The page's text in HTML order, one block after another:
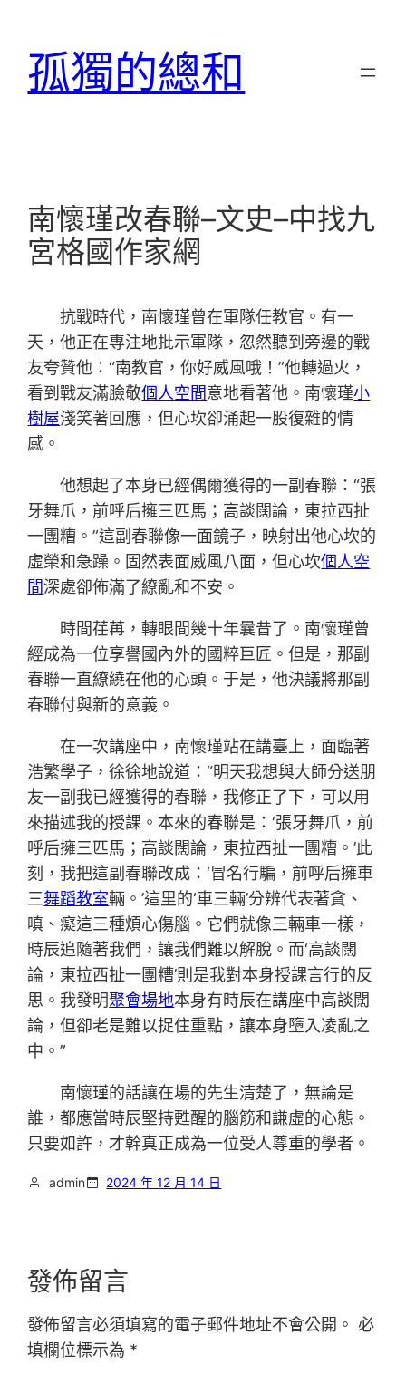
孤獨的總和
南懷瑾改春聯–文史–中找九
宮格國作家網
抗戰時代，南懷瑾曾在軍隊任教官。有一
天，他正在專注地批示軍隊，忽然聽到旁邊的戰
友夸贊他：“南教官，你好威風哦！”他轉過火，
看到戰友滿臉敬個人空間意地看著他。南懷瑾小
樹屋淺笑著回應，但心坎卻涌起一股復雜的情
感。
他想起了本身已經偶爾獲得的一副春聯：“張
牙舞爪，前呼后擁三匹馬；高談闊論，東拉西扯
一團糟。”這副春聯像一面鏡子，映射出他心坎的
虛榮和急躁。固然表面威風八面，但心坎個人空
間深處卻佈滿了繚亂和不安。
時間荏苒，轉眼間幾十年曩昔了。南懷瑾曾
經成為一位享譽國內外的國粹巨匠。但是，那副
春聯一直繚繞在他的心頭。于是，他決議將那副
春聯付與新的意義。
在一次講座中，南懷瑾站在講臺上，面臨著
浩繁學子，徐徐地說道：“明天我想與大師分送朋
友一副我已經獲得的春聯，我修正了下，可以用
來描述我的授課。本來的春聯是：‘張牙舞爪，前
呼后擁三匹馬；高談闊論，東拉西扯一團糟。’此
刻，我把這副春聯改成：‘冒名行騙，前呼后擁車
三舞蹈教室輛。’這里的‘車三輛’分辨代表著貪、
嗔、癡這三種煩心傷腦。它們就像三輛車一樣，
時辰追隨著我們，讓我們難以解脫。而‘高談闊
論，東拉西扯一團糟’則是我對本身授課言行的反
思。我發明聚會場地本身有時辰在講座中高談闊
論，但卻老是難以捉住重點，讓本身墮入凌亂之
中。”
南懷瑾的話讓在場的先生清楚了，無論是
誰，都應當時辰堅持甦醒的腦筋和謙虛的心態。
只要如許，才幹真正成為一位受人尊重的學者。
admin 2024 年 12 月 14 日
發佈留言
發佈留言必須填寫的電子郵件地址不會公開。 必
填欄位標示為 *